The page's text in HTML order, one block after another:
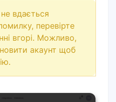
вдається
перевірте
вгорі. Можливо,
акаунт щоб